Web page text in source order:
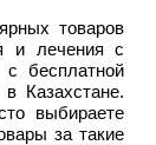
товаров
и лечения с
с бесплатной
Казахстане.
выбираете
за такие